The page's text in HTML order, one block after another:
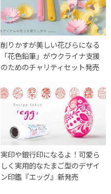
削りかすが美しい花びらになる
「花色鉛筆」がウクライナ支援
のためのチャリティセット発売
実印や銀行印になるよ！可愛ら
しく実用的なたまご型のデザイ
ン印鑑『エッグ』新発売